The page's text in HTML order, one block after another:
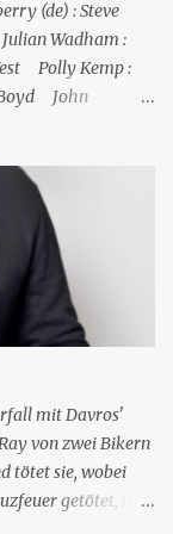
(de) : Steve
Wadham :
Polly Kemp :
John
einem
Sophie JP,
verdient hat,
scheint.
liegt neben der
fehlt einer seiner
Zwilling
mit Davros'
von zwei Bikern
tötet sie, wobei
getötet, und